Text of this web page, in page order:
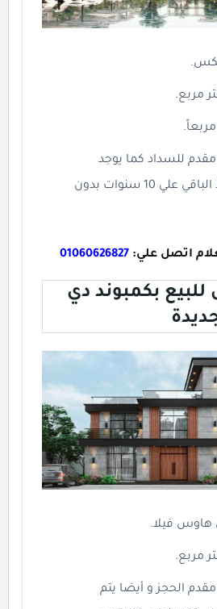
الدفع: 5% مقدم للسداد كما يوجد
إمكانية لتقسيط الباقي علي 10 سنوات بدون
اتصل علي: 01060626827
بكمبوند دي
هاوس فيلا.
الدفع: 5% مقدم الحجز و أيضا يتم